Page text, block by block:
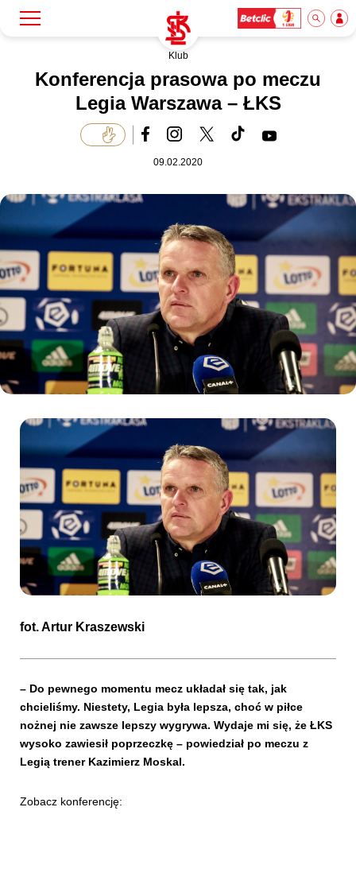
Klub
Akademia
Biznes
Dla mediów
Kibice
SKLEP KUP BILET
Klub
Konferencja prasowa po meczu
Legia Warszawa – ŁKS
09.02.2020
fot.Artur Kraszewski
– Do pewnego momentu mecz układał się tak, jak
chcieliśmy. Niestety, Legia była lepsza, choć w piłce
nożnej nie zawsze lepszy wygrywa. Wydaje mi się, że ŁKS
wysoko zawiesił poprzeczkę – powiedział po meczu z
Legią trener Kazimierz Moskal.
Zobacz konferencję: